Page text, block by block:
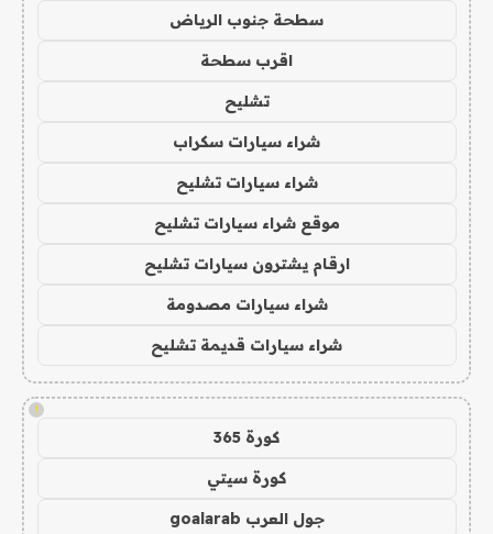
سطحة جنوب الرياض
اقرب سطحة
تشليح
شراء سيارات سكراب
شراء سيارات تشليح
موقع شراء سيارات تشليح
ارقام يشترون سيارات تشليح
شراء سيارات مصدومة
شراء سيارات قديمة تشليح
!
كورة 365
كورة سيتي
جول العرب goalarab